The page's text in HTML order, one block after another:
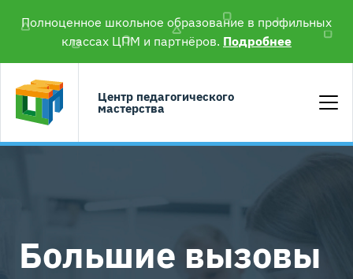
Полноценное школьное образование в профильных
классах ЦПМ и партнёров. Подробнее
Центр педагогического
мастерства
Большие вызовы